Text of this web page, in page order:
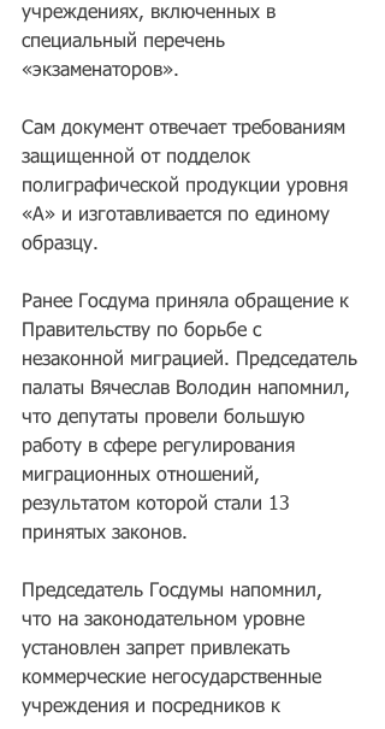
учреждениях, включенных в
специальный перечень
«экзаменаторов».
Сам документ отвечает требованиям
защищенной от подделок
полиграфической продукции уровня
«А» и изготавливается по единому
образцу.
Ранее Госдума приняла обращение к
Правительству по борьбе с
незаконной миграцией. Председатель
палаты Вячеслав Володин напомнил,
что депутаты провели большую
работу в сфере регулирования
миграционных отношений,
результатом которой стали 13
принятых законов.
Председатель Госдумы напомнил,
что на законодательном уровне
установлен запрет привлекать
коммерческие негосударственные
учреждения и посредников к